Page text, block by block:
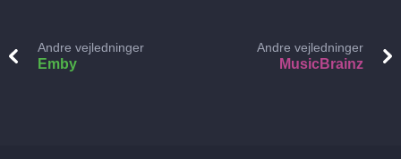
Andre vejledninger
Emby
Andre vejledninger
MusicBrainz